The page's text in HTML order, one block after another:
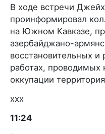
В ходе встречи
проинформировал
на Южном Кавказе,
азербайджано-
восстановительных и
работах, проводимых
оккупации
xxx
11:24